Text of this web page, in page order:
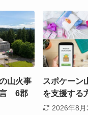
山火事
言 6郡
スポケーン
を支援する
2026年8